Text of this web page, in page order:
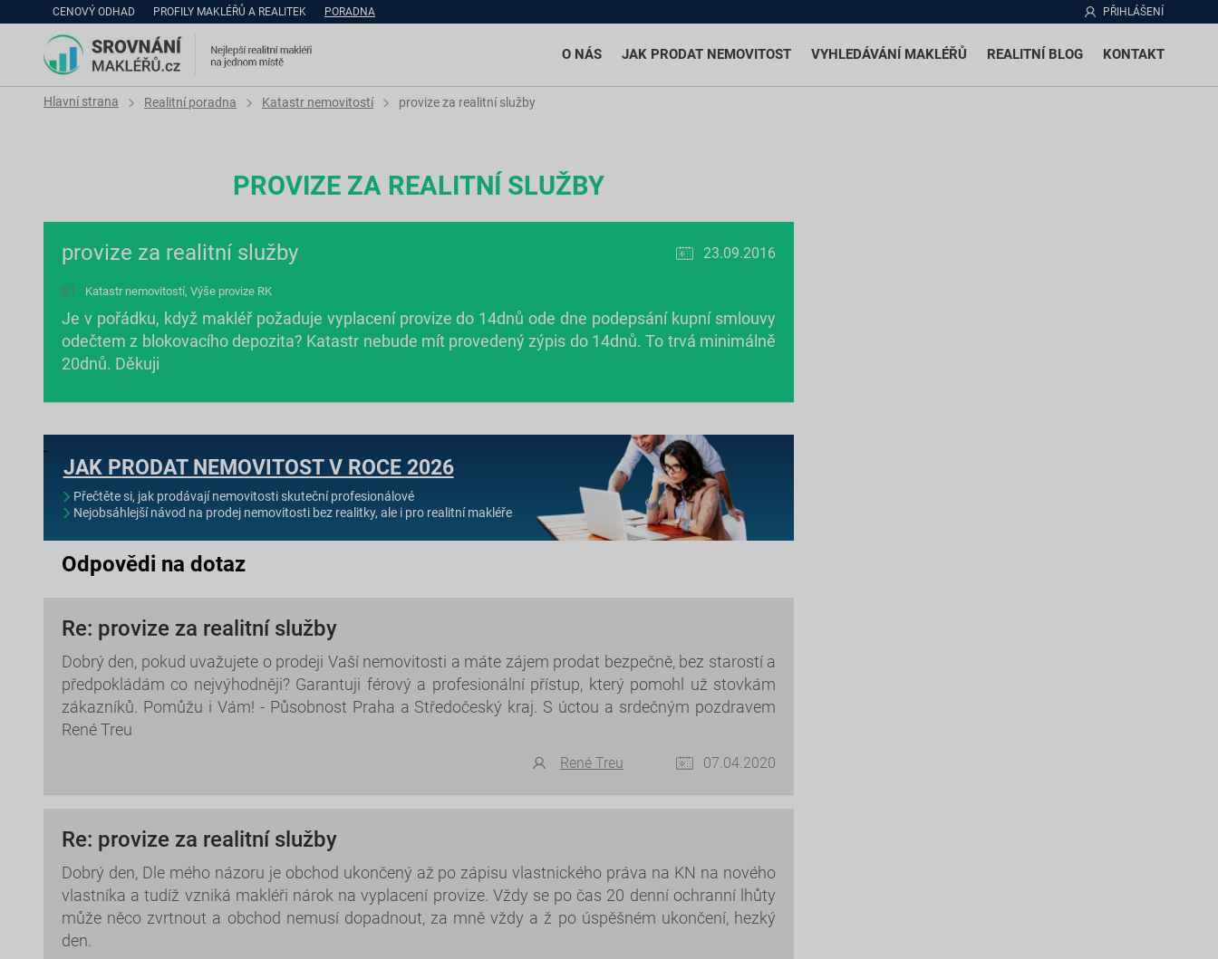
CENOVÝ ODHAD PROFILY MAKLÉŘŮ A REALITEK PORADNA PŘIHLÁŠENÍ
O NÁS JAK PRODAT NEMOVITOST VYHLEDÁVÁNÍ MAKLÉŘŮ REALITNÍ BLOG KONTAKT
Hlavní strana Realitní poradna Katastr nemovitostí provize za realitní služby
PROVIZE ZA REALITNÍ SLUŽBY
provize za realitní služby 23.09.2016
Katastr nemovitostí, Výše provize RK
Je v pořádku, když makléř požaduje vyplacení provize do 14dnů ode dne podepsání kupní smlouvy
odečtem z blokovacího depozita? Katastr nebude mít provedený zýpis do 14dnů. To trvá minimálně
20dnů. Děkuji
JAK PRODAT NEMOVITOST V ROCE 2026
Přečtěte si, jak prodávají nemovitosti skuteční profesionálové
Nejobsáhlejší návod na prodej nemovitosti bez realitky, ale i pro realitní makléře
Odpovědi na dotaz
Re: provize za realitní služby
Dobrý den, pokud uvažujete o prodeji Vaší nemovitosti a máte zájem prodat bezpečně, bez starostí a
předpokládám co nejvýhodněji? Garantuji férový a profesionální přístup, který pomohl už stovkám
zákazníků. Pomůžu i Vám! - Působnost Praha a Středočeský kraj. S úctou a srdečným pozdravem
René Treu
René Treu 07.04.2020
Re: provize za realitní služby
Dobrý den, Dle mého názoru je obchod ukončený až po zápisu vlastnického práva na KN na nového
vlastníka a tudíž vzniká makléři nárok na vyplacení provize. Vždy se po čas 20 denní ochranní lhůty
může něco zvrtnout a obchod nemusí dopadnout, za mně vždy a ž po úspěšném ukončení, hezký
den.